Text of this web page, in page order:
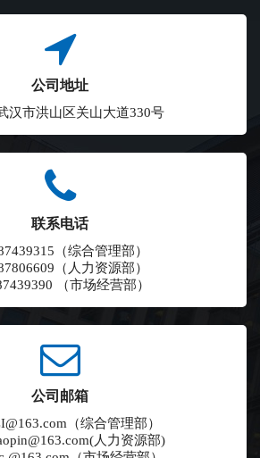
公司地址
汉市洪山区关山大道330号
联系电话
（综合管理部）
（人力资源部）
（市场经营部）
公司邮箱
（综合管理部）
人力资源部)